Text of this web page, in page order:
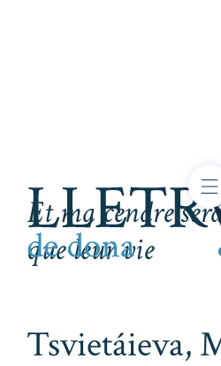
Et ma cendre
que leur vie
Tsvietáieva,